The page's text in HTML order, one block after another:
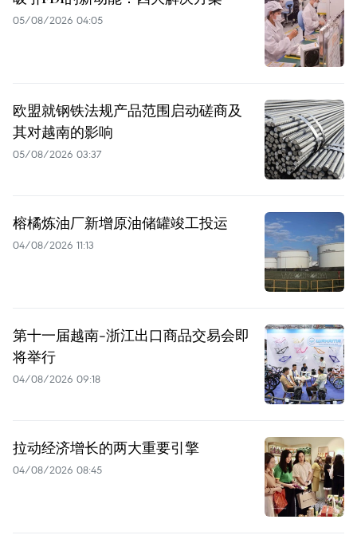
05/08/2026 04:05
欧盟就钢铁法规产品范围启动磋商及
其对越南的影响
05/08/2026 03:37
榕橘炼油厂新增原油储罐竣工投运
04/08/2026 11:13
第十一届越南-浙江出口商品交易会即
将举行
04/08/2026 09:18
拉动经济增长的两大重要引擎
04/08/2026 08:45